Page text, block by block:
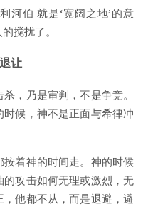
河伯 就是‘宽阔之地’的意
搅扰了。
让
，乃是审判，不是争竞。
候，神不是正面与希律冲
着神的时间走。神的时候
攻击如何无理或激烈，无
他都不从，而是退避，避